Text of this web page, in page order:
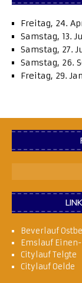
Freitag, 24.
Samstag, 13.
Samstag, 27.
Samstag, 26.
Freitag, 29.
Beverlauf
Emslauf
Citylauf Telgte
Citylauf Oelde